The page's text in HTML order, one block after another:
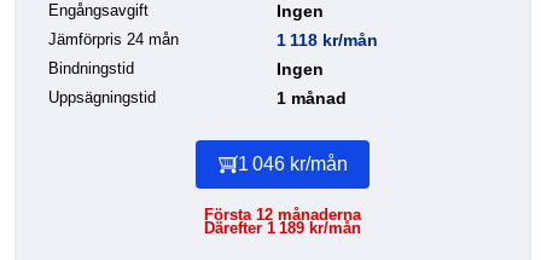
Engångsavgift Ingen
Jämförpris 24 mån 1 118 kr/mån
Bindningstid Ingen
Uppsägningstid 1 månad
1 046 kr/mån
Första 12 månaderna
Därefter 1 189 kr/mån